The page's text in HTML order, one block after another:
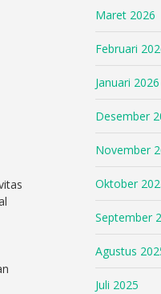
Maret 2026
Februari
Januari 2026
Desember
November
Oktober
September
Agustus
Juli 2025